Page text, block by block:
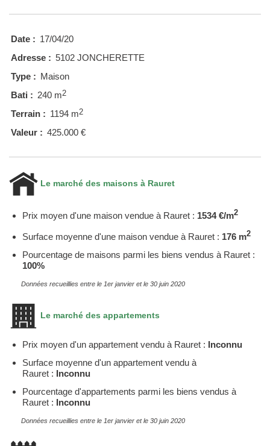
Date : 17/04/20
Adresse : 5102 JONCHERETTE
Type : Maison
Bati : 240 m2
Terrain : 1194 m2
Valeur : 425.000 €
Le marché des maisons à Rauret
Prix moyen d'une maison vendue à Rauret : 1534 €/m2
Surface moyenne d'une maison vendue à Rauret : 176 m2
Pourcentage de maisons parmi les biens vendus à Rauret :
100%
Données recueillies entre le 1er janvier et le 30 juin 2020
Le marché des appartements
Prix moyen d'un appartement vendu à Rauret : Inconnu
Surface moyenne d'un appartement vendu à
Rauret : Inconnu
Pourcentage d'appartements parmi les biens vendus à
Rauret : Inconnu
Données recueillies entre le 1er janvier et le 30 juin 2020